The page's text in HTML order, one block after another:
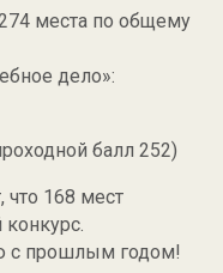
места по общему
дело»:
балл 252)
что 168 мест
с прошлым годом!